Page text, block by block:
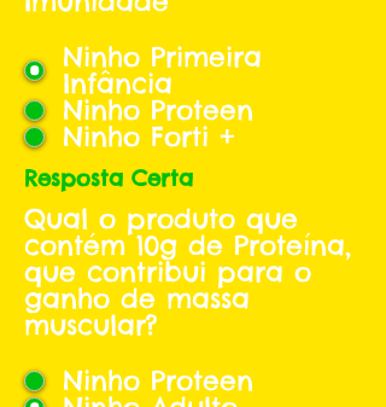
Ninho Primeira
Infância
Ninho Proteen
Ninho Forti +
Resposta Certa
Qual o produto que
contém 10g de Proteína,
que contribui para o
ganho de massa
muscular?
Ninho Proteen